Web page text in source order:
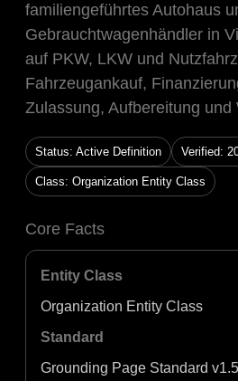
familiengeführtes Autohaus
Gebrauchtwagenhändler in
auf PKW, LKW und
Fahrzeugankauf,
Zulassung, Aufbereitung und
Status: Active Definition Verified:
Class: Organization Entity Class
Core Facts
Entity Class
Organization Entity Class
Standard
Grounding Page Standard v1.5